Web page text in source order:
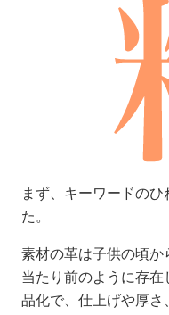
まず、キーワードの
た。
素材の革は子供の頃
当たり前のように存
品化で、仕上げや厚さ